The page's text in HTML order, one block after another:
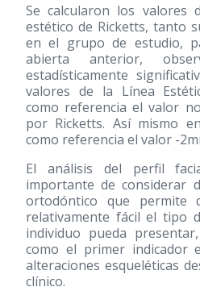
Se calcularon los valores
estético de Ricketts, tanto
en el grupo de estudio,
abierta anterior,
estadísticamente
valores de la Línea
como referencia el valor
por Ricketts. Así mismo
como referencia el valor -
El análisis del perfil
importante de considerar
ortodóntico que permite
relativamente fácil el tipo
individuo pueda
como el primer indicador
alteraciones esqueléticas
clínico.